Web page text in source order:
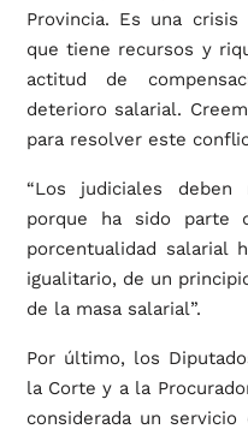
Provincia. Es una
que tiene recursos y
actitud de
deterioro salarial.
para resolver este
“Los judiciales
porque ha sido parte
porcentualidad salarial
igualitario, de un
de la masa salarial”.
Por último, los
la Corte y a la
considerada un